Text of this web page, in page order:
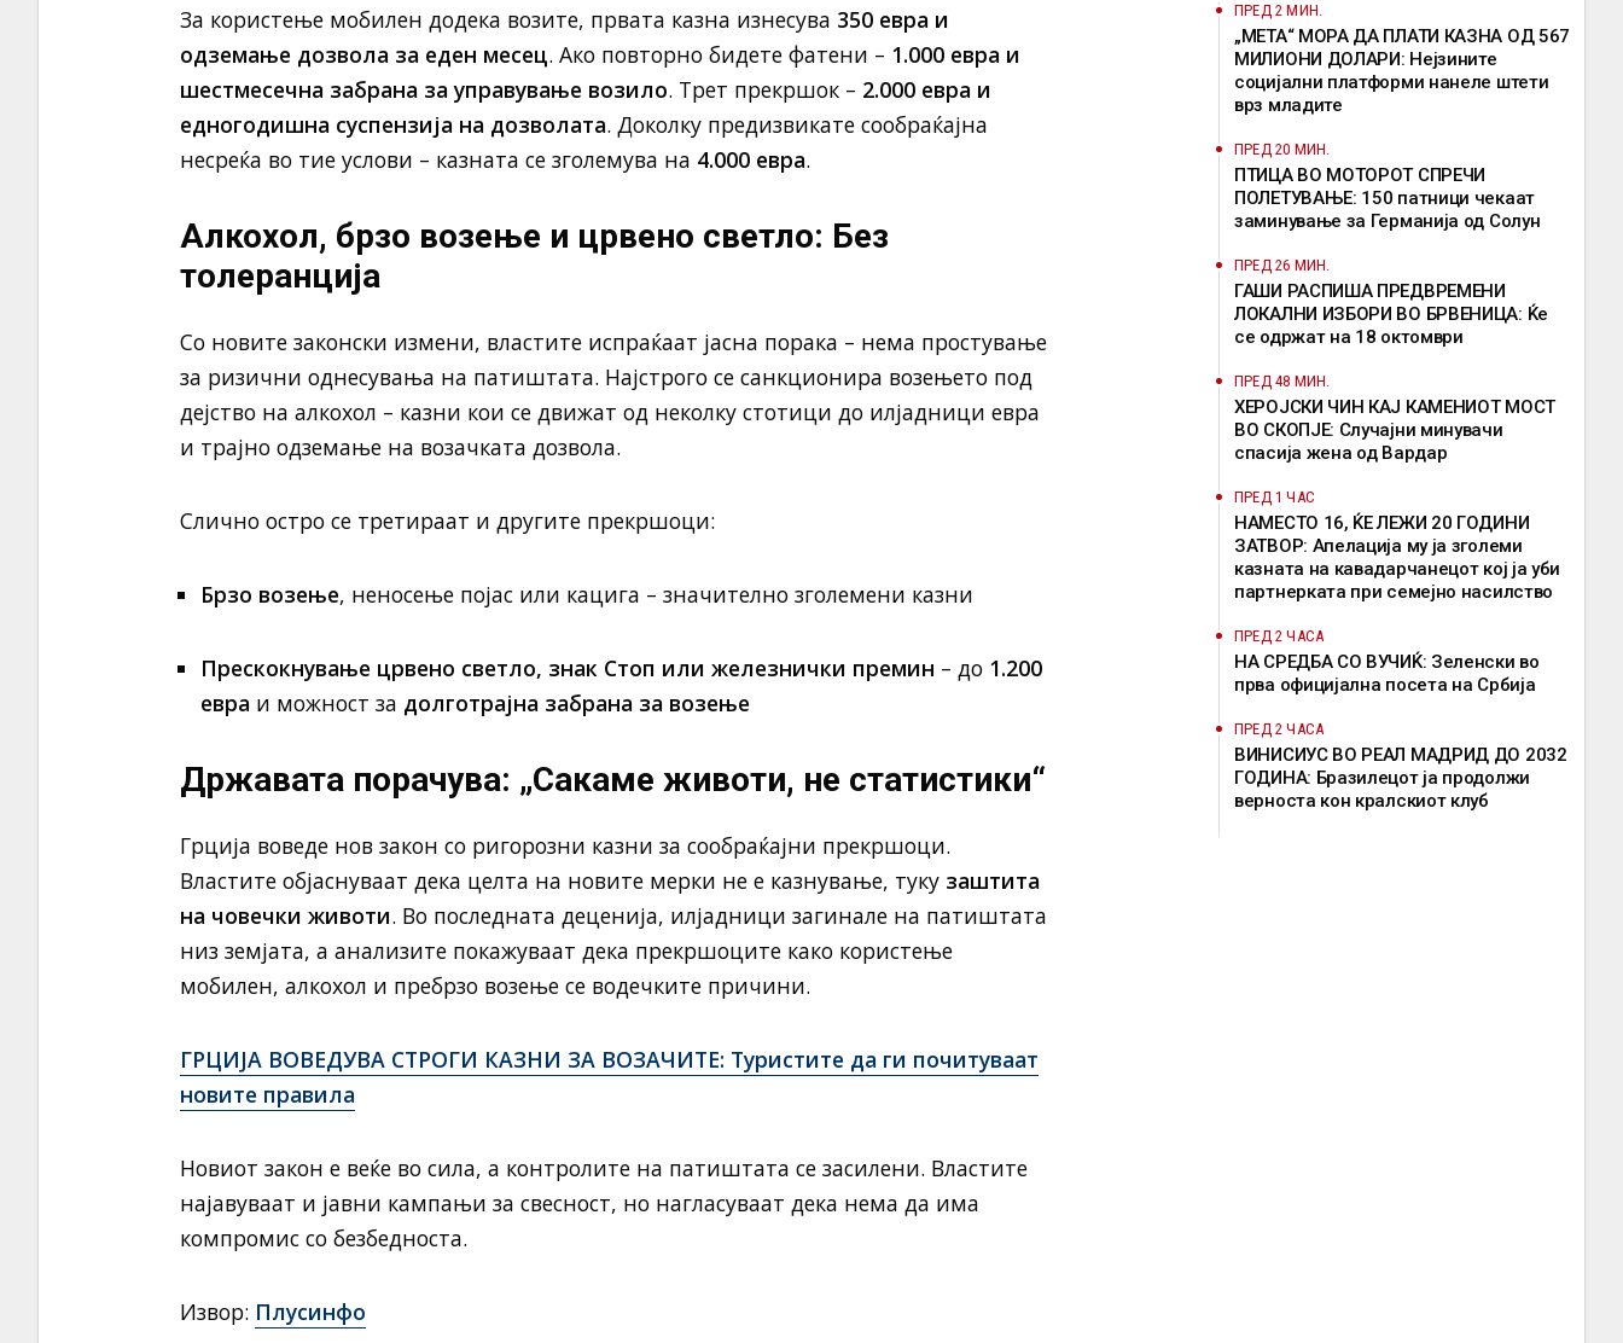
За користење мобилен додека возите, првата казна изнесува 350 евра и
одземање дозвола за еден месец. Ако повторно бидете фатени – 1.000 евра и
шестмесечна забрана за управување возило. Трет прекршок – 2.000 евра и
едногодишна суспензија на дозволата. Доколку предизвикате сообраќајна
несреќа во тие услови – казната се зголемува на 4.000 евра.
Алкохол, брзо возење и црвено светло: Без
толеранција
Со новите законски измени, властите испраќаат јасна порака – нема простување
за ризични однесувања на патиштата. Најстрого се санкционира возењето под
дејство на алкохол – казни кои се движат од неколку стотици до илјадници евра
и трајно одземање на возачката дозвола.
Слично остро се третираат и другите прекршоци:
Брзо возење, неносење појас или кацига – значително зголемени казни
Прескокнување црвено светло, знак Стоп или железнички премин – до 1.200
евра и можност за долготрајна забрана за возење
Државата порачува: „Сакаме животи, не статистики“
Грција воведе нов закон со ригорозни казни за сообраќајни прекршоци.
Властите објаснуваат дека целта на новите мерки не е казнување, туку заштита
на човечки животи. Во последната деценија, илјадници загинале на патиштата
низ земјата, а анализите покажуваат дека прекршоците како користење
мобилен, алкохол и пребрзо возење се водечките причини.
ГРЦИЈА ВОВЕДУВА СТРОГИ КАЗНИ ЗА ВОЗАЧИТЕ: Туристите да ги почитуваат
новите правила
Новиот закон е веќе во сила, а контролите на патиштата се засилени. Властите
најавуваат и јавни кампањи за свесност, но нагласуваат дека нема да има
компромис со безбедноста.
Извор: Плусинфо
ПРЕД 2 МИН.
„МЕТА“ МОРА ДА ПЛАТИ КАЗНА ОД 567
МИЛИОНИ ДОЛАРИ: Нејзините
социјални платформи нанеле штети
врз младите
ПРЕД 20 МИН.
ПТИЦА ВО МОТОРОТ СПРЕЧИ
ПОЛЕТУВАЊЕ: 150 патници чекаат
заминување за Германија од Солун
ПРЕД 26 МИН.
ГАШИ РАСПИША ПРЕДВРЕМЕНИ
ЛОКАЛНИ ИЗБОРИ ВО БРВЕНИЦА: Ќе
се одржат на 18 октомври
ПРЕД 48 МИН.
ХЕРОЈСКИ ЧИН КАЈ КАМЕНИОТ МОСТ
ВО СКОПЈЕ: Случајни минувачи
спасија жена од Вардар
ПРЕД 1 ЧАС
НАМЕСТО 16, ЌЕ ЛЕЖИ 20 ГОДИНИ
ЗАТВОР: Апелација му ја зголеми
казната на кавадарчанецот кој ја уби
партнерката при семејно насилство
ПРЕД 2 ЧАСА
НА СРЕДБА СО ВУЧИЌ: Зеленски во
прва официјална посета на Србија
ПРЕД 2 ЧАСА
ВИНИСИУС ВО РЕАЛ МАДРИД ДО 2032
ГОДИНА: Бразилецот ја продолжи
верноста кон кралскиот клуб